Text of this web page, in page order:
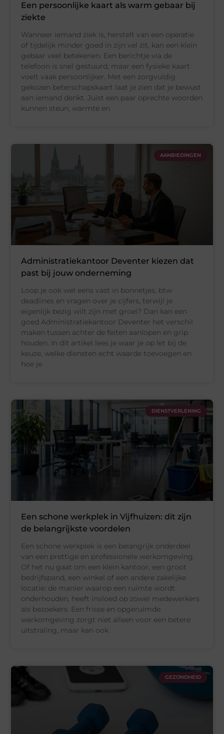
Een persoonlijke kaart als warm gebaar bij
ziekte
Wanneer iemand ziek is, herstelt van een operatie
of tijdelijk minder goed in zijn vel zit, kan een klein
gebaar veel betekenen. Een berichtje via de
telefoon is snel gestuurd, maar een fysieke kaart
voelt vaak persoonlijker. Met een zorgvuldig
gekozen beterschapskaart laat je zien dat je bewust
aan iemand denkt. Juist een paar oprechte woorden
kunnen steun, warmte en
AANBIEDINGEN
Administratiekantoor Deventer kiezen dat
past bij jouw onderneming
Loop je ook wel eens vast in bonnetjes, btw
deadlines en vragen over je cijfers, terwijl je
eigenlijk bezig wilt zijn met groei? Dan kan een
goed Administratiekantoor Deventer het verschil
maken tussen achter de feiten aanlopen en grip
houden. In dit artikel lees je waar je op let bij de
keuze, welke diensten echt waarde toevoegen en
hoe je
DIENSTVERLENING
Een schone werkplek in Vijfhuizen: dit zijn
de belangrijkste voordelen
Een schone werkplek is een belangrijk onderdeel
van een prettige en professionele werkomgeving.
Of het nu gaat om een klein kantoor, een groot
bedrijfspand, een winkel of een andere zakelijke
locatie: de manier waarop een ruimte wordt
onderhouden, heeft invloed op zowel medewerkers
als bezoekers. Een frisse en opgeruimde
werkomgeving zorgt niet alleen voor een betere
uitstraling, maar kan ook
GEZONDHEID